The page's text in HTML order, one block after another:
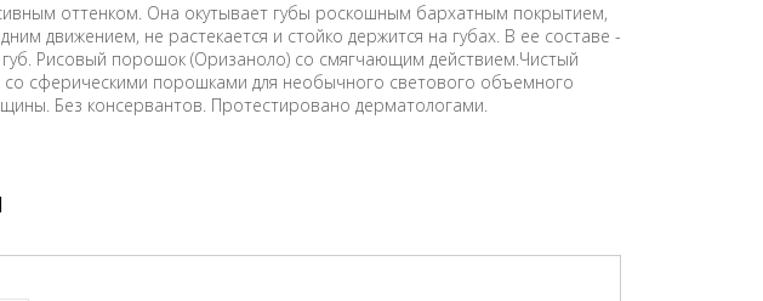
оттенком. Она окутывает губы роскошным бархатным покрытием,
движением, не растекается и стойко держится на губах. В ее составе -
Рисовый порошок (Оризаноло) со смягчающим действием.Чистый
сферическими порошками для необычного светового объемного
Без консервантов. Протестировано дерматологами.